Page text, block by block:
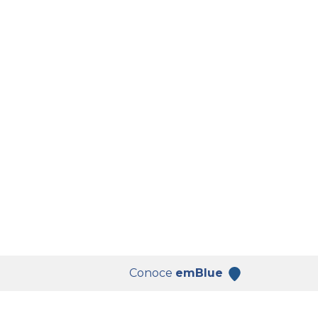
Conoce emBlue